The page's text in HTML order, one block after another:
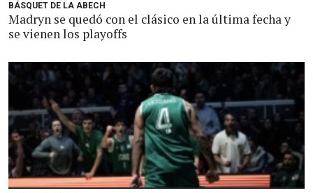
BÁSQUET DE LA ABECH
Madryn se quedó con el clásico en la última fecha y
se vienen los playoffs